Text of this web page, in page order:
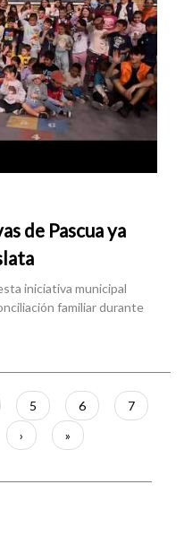
de Pascua ya
iniciativa municipal
familiar durante
Página
5 Página
6 Página
7
Siguiente
página
›
Última
página
»